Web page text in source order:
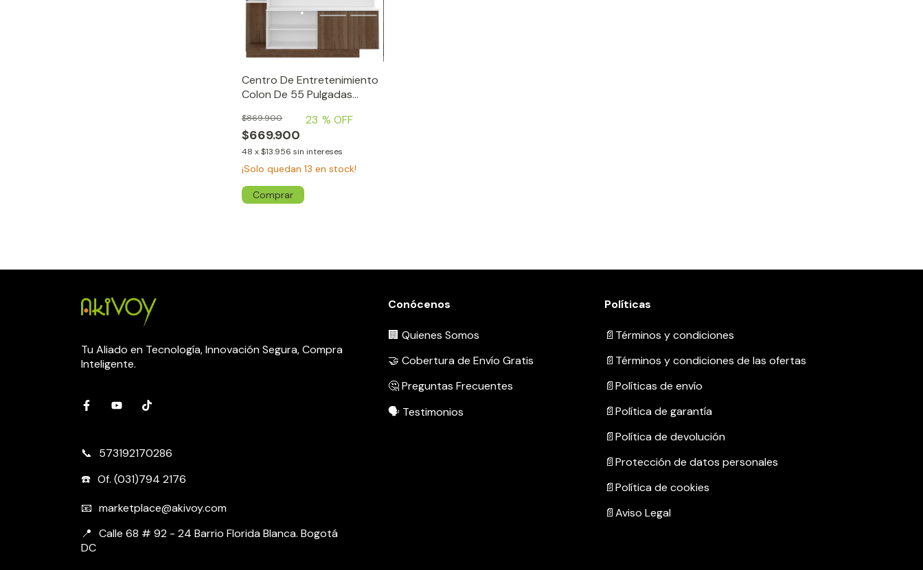
Centro De Entretenimiento
Colon De 55 Pulgadas
$669.900
$869.900 23 % OFF
48 x$13.956 sin intereses
¡Solo quedan13 en stock!
Tu Aliado en Tecnología, Innovación Segura, Compra
Inteligente.
573192170286
Of. (031)794 2176
marketplace@akivoy.com
Calle 68 # 92 - 24 Barrio Florida Blanca. Bogotá
DC
Conócenos
🏢 Quienes Somos
🤝 Cobertura de Envío Gratis
🤔 Preguntas Frecuentes
🗣️ Testimonios
Políticas
📄Términos y condiciones
📄Términos y condiciones de las ofertas
📄Políticas de envío
📄Política de garantía
📄Política de devolución
📄Protección de datos personales
📄Política de cookies
📄Aviso Legal